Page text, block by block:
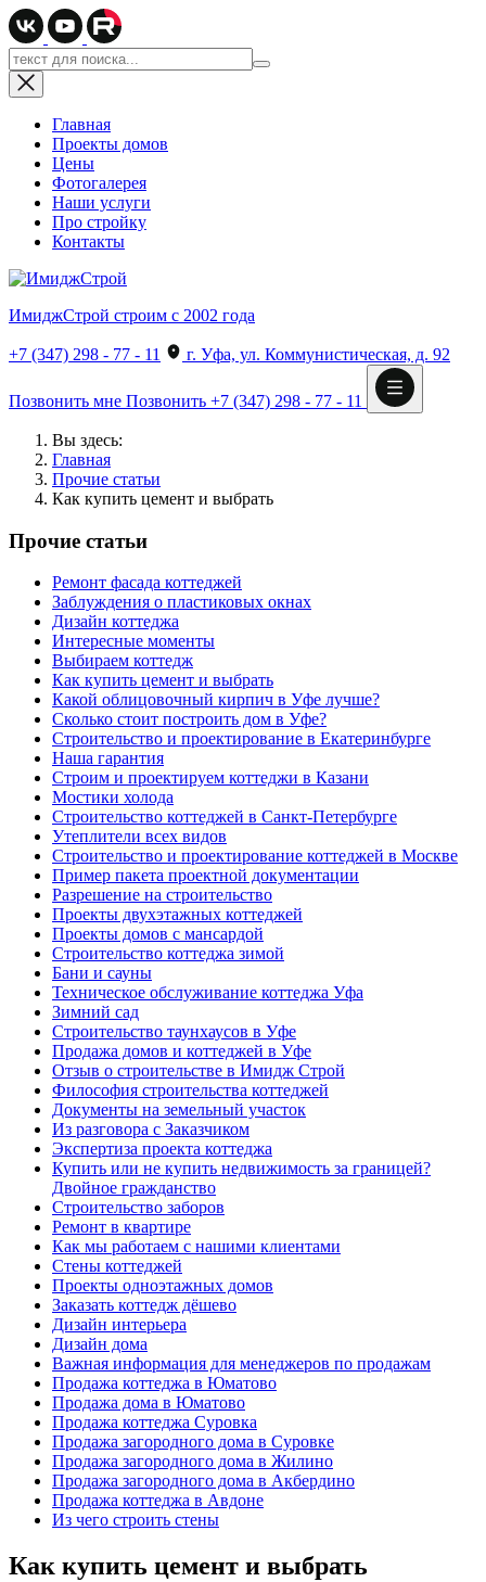
Главная
Проекты домов
Цены
Фотогалерея
Наши услуги
Про стройку
Контакты
ИмиджСтрой строим с 2002 года
+7 (347) 298 - 77 - 11 г. Уфа, ул. Коммунистическая, д. 92
Позвонить мне Позвонить +7 (347) 298 - 77 - 11
Вы здесь:
Главная
Прочие статьи
Как купить цемент и выбрать
Прочие статьи
Ремонт фасада коттеджей
Заблуждения о пластиковых окнах
Дизайн коттеджа
Интересные моменты
Выбираем коттедж
Как купить цемент и выбрать
Какой облицовочный кирпич в Уфе лучше?
Сколько стоит построить дом в Уфе?
Строительство и проектирование в Екатеринбурге
Наша гарантия
Строим и проектируем коттеджи в Казани
Мостики холода
Строительство коттеджей в Санкт-Петербурге
Утеплители всех видов
Строительство и проектирование коттеджей в Москве
Пример пакета проектной документации
Разрешение на строительство
Проекты двухэтажных коттеджей
Проекты домов с мансардой
Строительство коттеджа зимой
Бани и сауны
Техническое обслуживание коттеджа Уфа
Зимний сад
Строительство таунхаусов в Уфе
Продажа домов и коттеджей в Уфе
Отзыв о строительстве в Имидж Строй
Философия строительства коттеджей
Документы на земельный участок
Из разговора с Заказчиком
Экспертиза проекта коттеджа
Купить или не купить недвижимость за границей?
Двойное гражданство
Строительство заборов
Ремонт в квартире
Как мы работаем с нашими клиентами
Стены коттеджей
Проекты одноэтажных домов
Заказать коттедж дёшево
Дизайн интерьера
Дизайн дома
Важная информация для менеджеров по продажам
Продажа коттеджа в Юматово
Продажа дома в Юматово
Продажа коттеджа Суровка
Продажа загородного дома в Суровке
Продажа загородного дома в Жилино
Продажа загородного дома в Акбердино
Продажа коттеджа в Авдоне
Из чего строить стены
Как купить цемент и выбрать